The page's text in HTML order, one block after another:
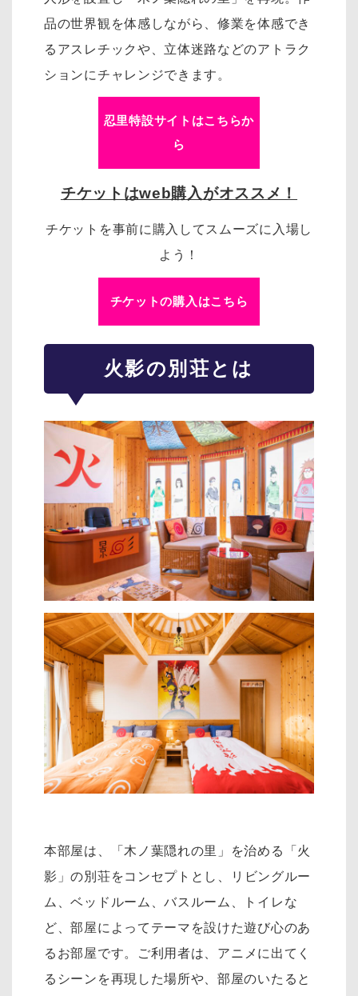
品の世界観を体感しながら、修業を体感でき
るアスレチックや、立体迷路などのアトラク
ションにチャレンジできます。
忍里特設サイトはこちらか
ら
チケットはweb購入がオススメ！
チケットを事前に購入してスムーズに入場し
よう！
チケットの購入はこちら
火影の別荘とは
本部屋は、「木ノ葉隠れの里」を治める「火
影」の別荘をコンセプトとし、リ ビングルー
ム、ベッドルーム、バスルーム、トイレな
ど、部屋によってテーマを設けた遊び心のあ
るお部屋です。
ご利用者は、アニメに出てく
るシーンを再現した場所や、部屋のいたると